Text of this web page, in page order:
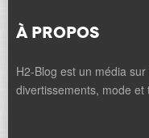
À PROPOS
H2-Blog est un média
divertissements, mode et